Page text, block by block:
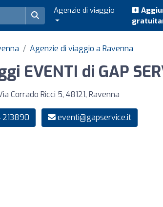
Agenzie di viaggio
Agenzie di viaggio a Ravenna
EVENTI di GAP
Corrado Ricci 5, 48121, Ravenna
eventi@gapservice.it